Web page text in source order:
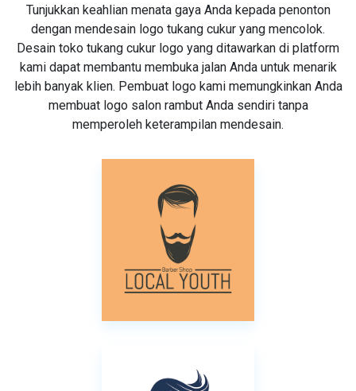
Tunjukkan keahlian menata gaya Anda kepada penonton
dengan mendesain logo tukang cukur yang mencolok.
Desain toko tukang cukur logo yang ditawarkan di platform
kami dapat membantu membuka jalan Anda untuk menarik
lebih banyak klien. Pembuat logo kami memungkinkan Anda
membuat logo salon rambut Anda sendiri tanpa
memperoleh keterampilan mendesain.